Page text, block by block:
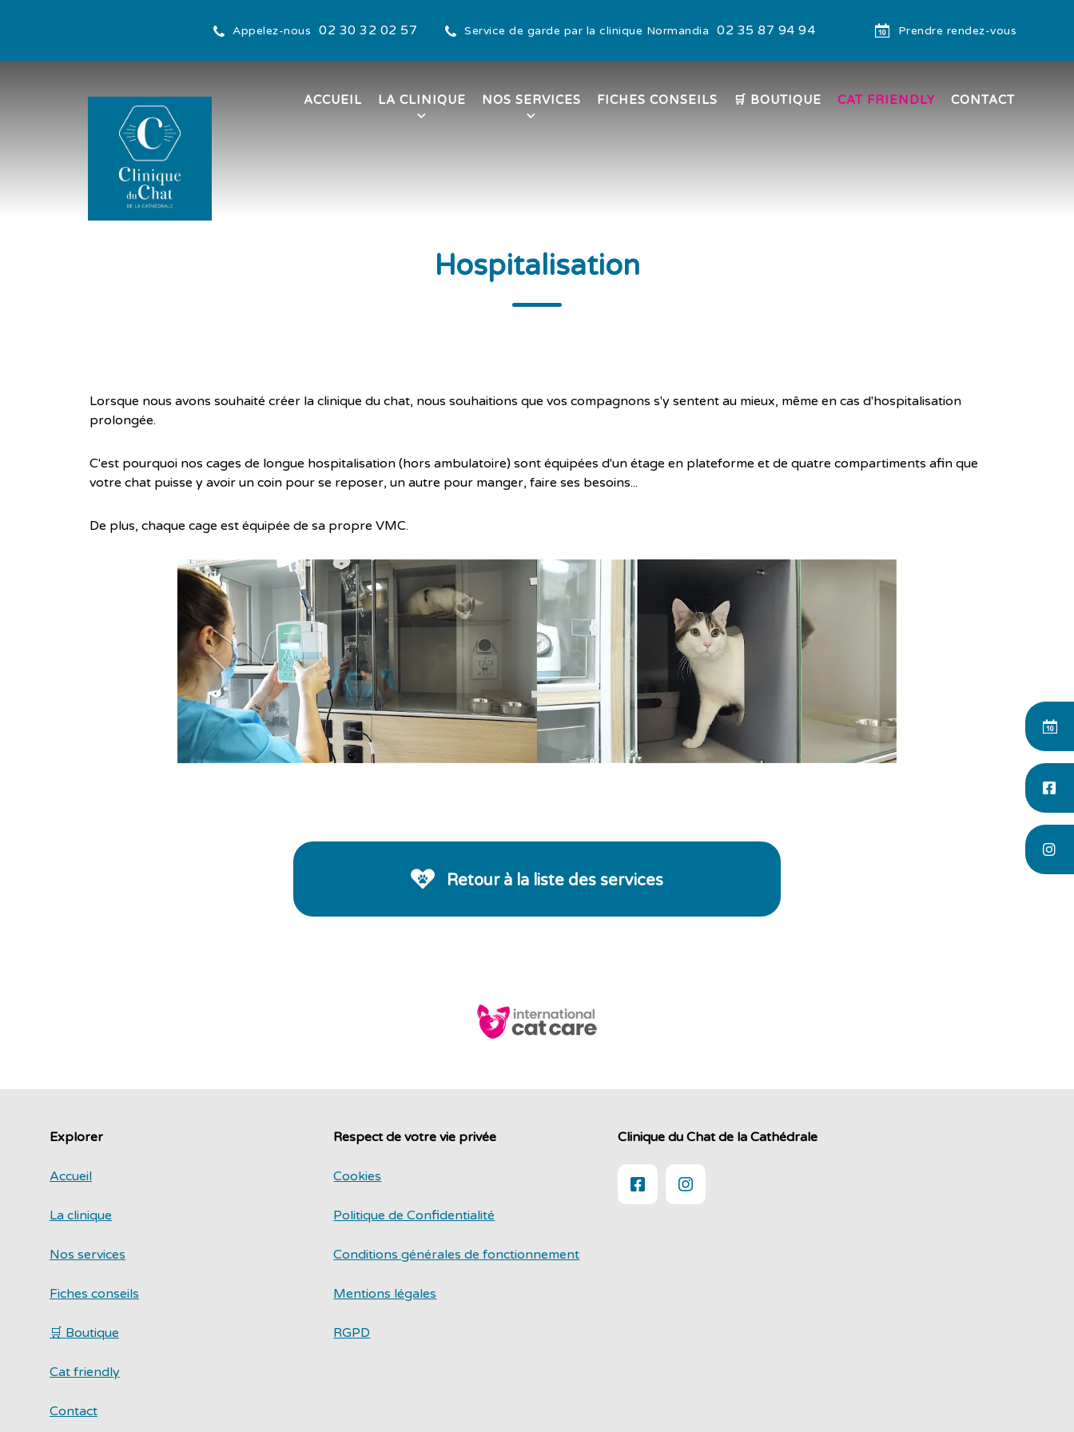
Appelez-nous 02 30 32 02 57 Service de garde par la clinique Normandia 02 35 87 94 94 Prendre rendez-vous
Page d'accueil de Clinique du chat de la cathédrale
ACCUEIL LA CLINIQUE NOS SERVICES FICHES CONSEILS 🛒 BOUTIQUE CAT FRIENDLY CONTACT
Hospitalisation
Lorsque nous avons souhaité créer la clinique du chat, nous souhaitions que vos compagnons s'y sentent au mieux, même en cas d'hospitalisation
prolongée.
C'est pourquoi nos cages de longue hospitalisation (hors ambulatoire) sont équipées d'un étage en plateforme et de quatre compartiments afin que
votre chat puisse y avoir un coin pour se reposer, un autre pour manger, faire ses besoins...
De plus, chaque cage est équipée de sa propre VMC.
Retour à la liste des services
Explorer
Accueil
La clinique
Nos services
Fiches conseils
🛒 Boutique
Cat friendly
Contact
Respect de votre vie privée
Cookies
Politique de Confidentialité
Conditions générales de fonctionnement
Mentions légales
RGPD
Clinique du Chat de la Cathédrale